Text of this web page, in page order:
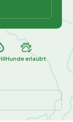
Hunde erlaubt